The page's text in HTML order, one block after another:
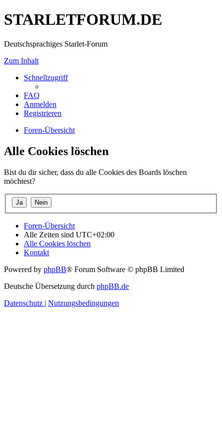
STARLETFORUM.DE
Deutschsprachiges Starlet-Forum
Zum Inhalt
Schnellzugriff
FAQ
Anmelden
Registrieren
Foren-Übersicht
Alle Cookies löschen
Bist du dir sicher, dass du alle Cookies des Boards löschen
möchtest?
Foren-Übersicht
Alle Zeiten sind UTC+02:00
Alle Cookies löschen
Kontakt
Powered by phpBB® Forum Software © phpBB Limited
Deutsche Übersetzung durch phpBB.de
Datenschutz | Nutzungsbedingungen